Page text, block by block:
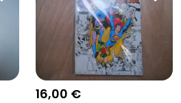
16,00 €